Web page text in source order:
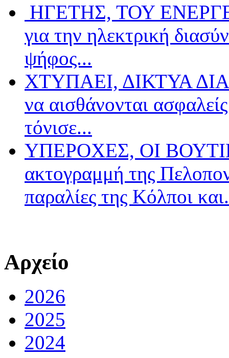
ΗΓΕΤΗΣ, ΤΟΥ
για την ηλεκτρική
ψήφος...
ΧΤΥΠΑΕΙ, ΔΙΚΤΥΑ
να αισθάνονται
τόνισε...
ΥΠΕΡΟΧΕΣ, ΟΙ
ακτογραμμή της
παραλίες της Κόλποι
Αρχείο
2026
2025
2024